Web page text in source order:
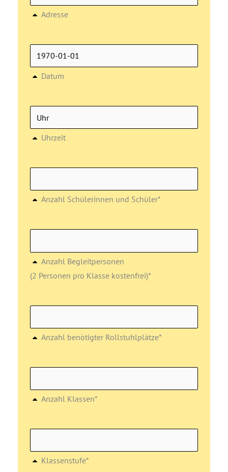
Adresse
Datum
Uhrzeit
Anzahl Schülerinnen und Schüler*
Anzahl Begleitpersonen
(2 Personen pro Klasse kostenfrei)*
Anzahl benötigter Rollstuhlplätze*
Anzahl Klassen*
Klassenstufe*